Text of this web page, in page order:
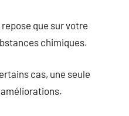
que sur votre
chimiques.
cas, une seule